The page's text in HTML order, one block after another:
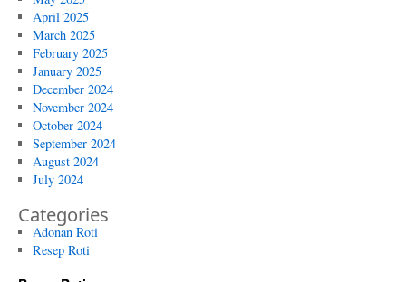
April 2025
March 2025
February 2025
January 2025
December 2024
November 2024
October 2024
September 2024
August 2024
July 2024
Categories
Adonan Roti
Resep Roti